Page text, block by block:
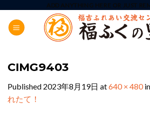
content
ADD ANYTHING HERE OR JUST
CIMG9403
Published 2023年8月19日 at640 × 480in
れたて！